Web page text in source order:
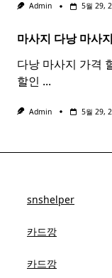
Admin 5월 29,
마사지 다낭마사지
다낭 마사지 가격
할인 ...
Admin 5월 29,
snshelper
카드깡
카드깡